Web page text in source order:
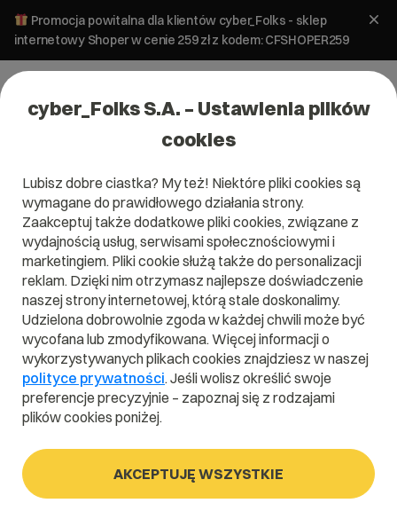
Promocja powitalna dla klientów cyber_Folks - sklep
internetowy Shoper w cenie 259 zł z kodem: CFSHOPER259
Domena .nom.co
Zarejestruj adres www z domeną kolumbijską
.nom.co
Szukaj
cyber_Folks S.A. – Ustawienia plików
cookies
Lubisz dobre ciastka? My też! Niektóre pliki cookies są
wymagane do prawidłowego działania strony.
Zaakceptuj także dodatkowe pliki cookies, związane z
wydajnością usług, serwisami społecznościowymi i
marketingiem. Pliki cookie służą także do personalizacji
reklam. Dzięki nim otrzymasz najlepsze doświadczenie
naszej strony internetowej, którą stale doskonalimy.
Udzielona dobrowolnie zgoda w każdej chwili może być
wycofana lub zmodyfikowana. Więcej informacji o
wykorzystywanych plikach cookies znajdziesz w naszej
polityce prywatności. Jeśli wolisz określić swoje
preferencje precyzyjnie – zapoznaj się z rodzajami
plików cookies poniżej.
AKCEPTUJĘ WSZYSTKIE